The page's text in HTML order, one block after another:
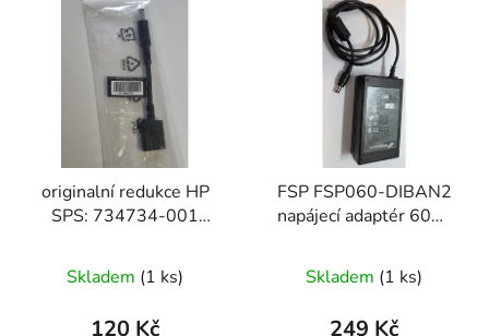
originalní redukce HP
SPS: 734734-001
Skladem (1 ks)
120 Kč
FSP FSP060-DIBAN2
napájecí adaptér 60W
DC –originál
Skladem (1 ks)
249 Kč